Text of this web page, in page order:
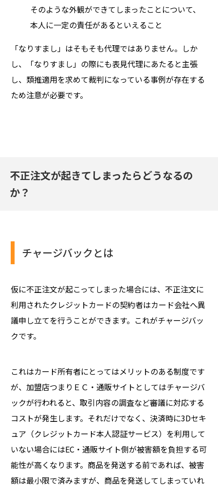
そのような外観ができてしまったことについて、
本人に一定の責任があるといえること
「なりすまし」はそもそも代理ではありません。しか
し、「なりすまし」の際にも表見代理にあたると主張
し、類推適用を求めて裁判になっている事例が存在する
ため注意が必要です。
不正注文が起きてしまったらどうなるの
か？
チャージバックとは
仮に不正注文が起こってしまった場合には、不正注文に
利用されたクレジットカードの契約者はカード会社へ異
議申し立てを行うことができます。これがチャージバッ
クです。
これはカード所有者にとってはメリットのある制度です
が、加盟店つまりＥＣ・通販サイトとしてはチャージバ
ックが行われると、取引内容の調査など審議に対応する
コストが発生します。それだけでなく、決済時に3Dセキ
ュア（クレジットカード本人認証サービス）を利用して
いない場合にはEC・通販サイト側が被害額を負担する可
能性が高くなります。商品を発送する前であれば、被害
額は最小限で済みますが、商品を発送してしまっていれ